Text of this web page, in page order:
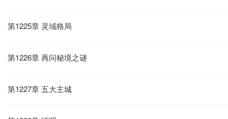
第1225章 灵域格局
第1226章 再问秘境之谜
第1227章 五大主城